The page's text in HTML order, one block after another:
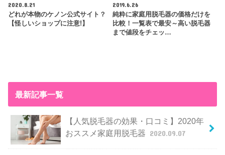
2020.8.21
どれが本物のケノン公式サイト？
【怪しいショップに注意!】
2019.6.26
純粋に家庭用脱毛器の価格だけを
比較！一覧表で最安～高い脱毛器
まで値段をチェッ…
最新記事一覧
【人気脱毛器の効果・口コミ】2020年
おススメ家庭用脱毛器 2020.09.07